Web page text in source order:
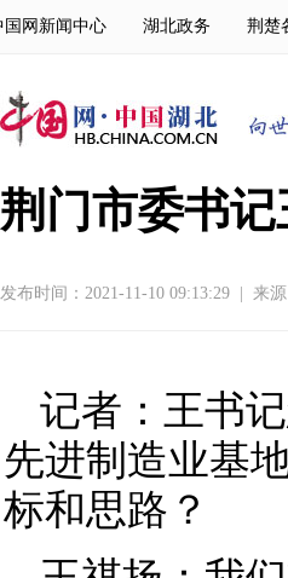
国网新闻中心 湖北政务 荆楚
荆门市委书
发布时间：2021-11-10 09:13:29 来源
记者：王书
先进制造业基
标和思路？